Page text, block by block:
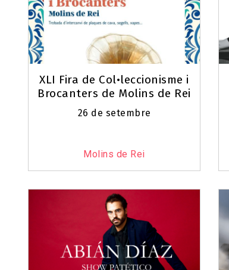
XLI Fira de Col•leccionisme i
Brocanters de Molins de Rei
26 de setembre
Molins de Rei